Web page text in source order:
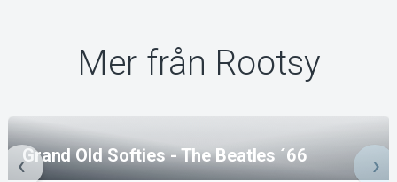
Mer från Rootsy
Grand Old Softies - The Beatles ´66